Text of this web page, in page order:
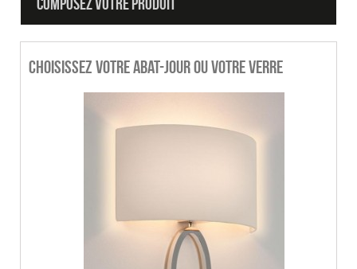
Choisissez votre abat-jour ou votre verre